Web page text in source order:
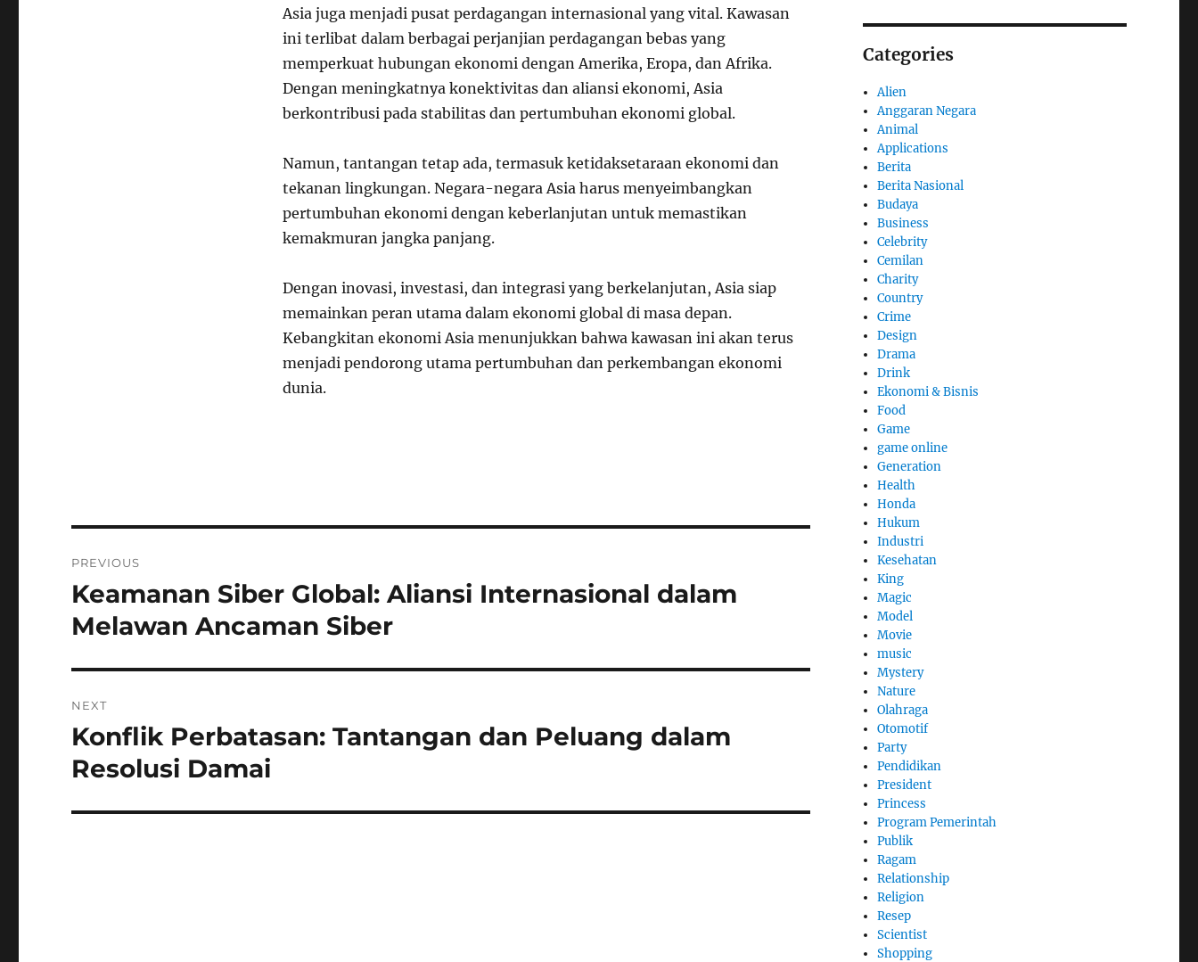
Asia juga menjadi pusat perdagangan internasional yang vital. Kawasan
ini terlibat dalam berbagai perjanjian perdagangan bebas yang
memperkuat hubungan ekonomi dengan Amerika, Eropa, dan Afrika.
Dengan meningkatnya konektivitas dan aliansi ekonomi, Asia
berkontribusi pada stabilitas dan pertumbuhan ekonomi global.
Namun, tantangan tetap ada, termasuk ketidaksetaraan ekonomi dan
tekanan lingkungan. Negara-negara Asia harus menyeimbangkan
pertumbuhan ekonomi dengan keberlanjutan untuk memastikan
kemakmuran jangka panjang.
Dengan inovasi, investasi, dan integrasi yang berkelanjutan, Asia siap
memainkan peran utama dalam ekonomi global di masa depan.
Kebangkitan ekonomi Asia menunjukkan bahwa kawasan ini akan terus
menjadi pendorong utama pertumbuhan dan perkembangan ekonomi
dunia.
pos
PREVIOUS
Previous
post:
Keamanan Siber Global: Aliansi Internasional dalam
Melawan Ancaman Siber
NEXT
Next
post:
Konflik Perbatasan: Tantangan dan Peluang dalam
Resolusi Damai
Categories
Alien
Anggaran Negara
Animal
Applications
Berita
Berita Nasional
Budaya
Business
Celebrity
Cemilan
Charity
Country
Crime
Design
Drama
Drink
Ekonomi & Bisnis
Food
Game
game online
Generation
Health
Honda
Hukum
Industri
Kesehatan
King
Magic
Model
Movie
music
Mystery
Nature
Olahraga
Otomotif
Party
Pendidikan
President
Princess
Program Pemerintah
Publik
Ragam
Relationship
Religion
Resep
Scientist
Shopping